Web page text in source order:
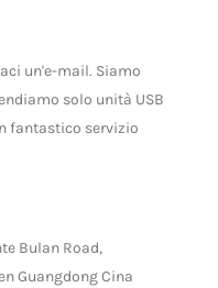
un'e-mail. Siamo
solo unità USB
fantastico servizio
Bulan Road,
Guangdong Cina